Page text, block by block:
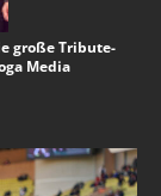
große Tribute-
Media